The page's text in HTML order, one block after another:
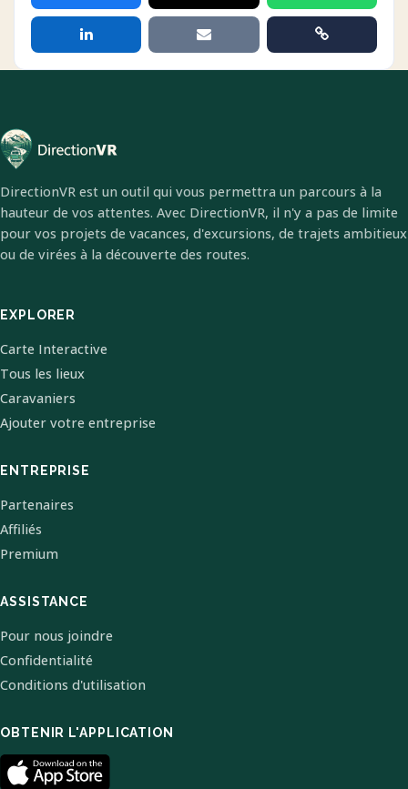
DirectionVR est un outil qui vous permettra un parcours à la
hauteur de vos attentes. Avec DirectionVR, il n'y a pas de limite
pour vos projets de vacances, d'excursions, de trajets ambitieux
ou de virées à la découverte des routes.
EXPLORER
Carte Interactive
Tous les lieux
Caravaniers
Ajouter votre entreprise
ENTREPRISE
Partenaires
Affiliés
Premium
ASSISTANCE
Pour nous joindre
Confidentialité
Conditions d'utilisation
OBTENIR L'APPLICATION